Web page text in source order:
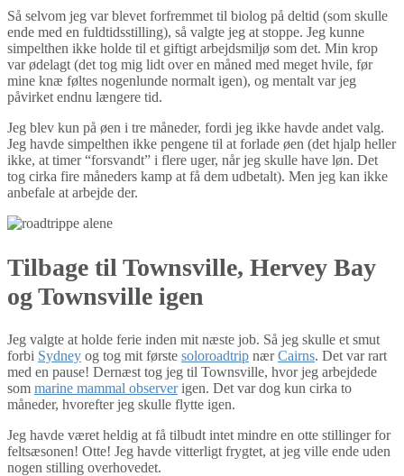
Så selvom jeg var blevet forfremmet til biolog på deltid (som skulle
ende med en fuldtidsstilling), så valgte jeg at stoppe. Jeg kunne
simpelthen ikke holde til et giftigt arbejdsmiljø som det. Min krop
var ødelagt (det tog mig lidt over en måned med meget hvile, før
mine knæ føltes nogenlunde normalt igen), og mentalt var jeg
påvirket endnu længere tid.
Jeg blev kun på øen i tre måneder, fordi jeg ikke havde andet valg.
Jeg havde simpelthen ikke pengene til at forlade øen (det hjalp heller
ikke, at timer “forsvandt” i flere uger, når jeg skulle have løn. Det
tog cirka fire måneders kamp at få dem udbetalt). Men jeg kan ikke
anbefale at arbejde der.
Tilbage til Townsville, Hervey Bay
og Townsville igen
Jeg valgte at holde ferie inden mit næste job. Så jeg skulle et smut
forbi Sydney og tog mit første soloroadtrip nærCairns. Det var rart
med en pause! Dernæst tog jeg til Townsville, hvor jeg arbejdede
som marine mammal observerigen. Det var dog kun cirka to
måneder, hvorefter jeg skulle flytte igen.
Jeg havde været heldig at få tilbudt intet mindre en otte stillinger for
feltsæsonen! Otte! Jeg havde vitterligt frygtet, at jeg ville ende uden
nogen stilling overhovedet.